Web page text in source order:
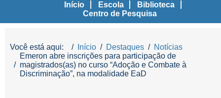
Início Escola
Biblioteca
Centro de Pesquisa
Você está aqui: Início Destaques
Notícias
Emeron abre inscrições para participação de
magistrados(as) no curso “Adoção e Combate à
Discriminação”, na modalidade EaD